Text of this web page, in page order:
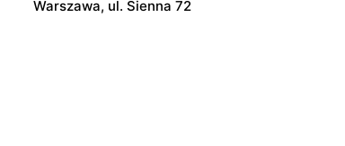
Warszawa, ul. Sienna 72